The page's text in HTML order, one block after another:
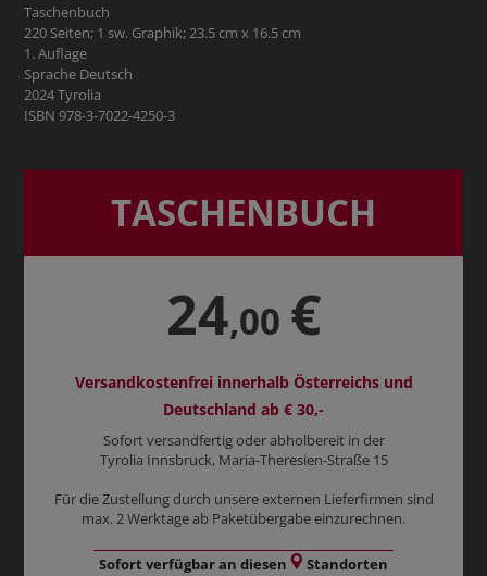
Taschenbuch
220 Seiten; 1 sw. Graphik; 23.5 cm x 16.5 cm
1. Auflage
Sprache Deutsch
2024 Tyrolia
ISBN 978-3-7022-4250-3
TASCHENBUCH
24,00 €
Versandkostenfrei innerhalb Österreichs und
Deutschland ab € 30,-
Sofort versandfertig oder abholbereit in der
Tyrolia Innsbruck, Maria-Theresien-Straße 15
Für die Zustellung durch unsere externen Lieferfirmen sind
max. 2 Werktage ab Paketübergabe einzurechnen.
Sofort verfügbar an diesen Standorten